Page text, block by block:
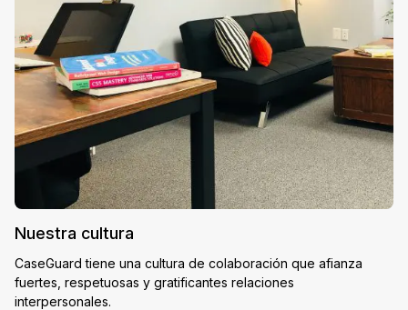
Nuestra cultura
CaseGuard tiene una cultura de colaboración que afianza
fuertes, respetuosas y gratificantes relaciones
interpersonales.